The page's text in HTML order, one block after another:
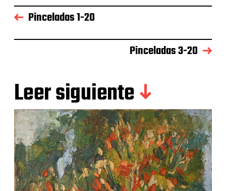
Pinceladas 1-20
Pinceladas 3-20
Leer siguiente